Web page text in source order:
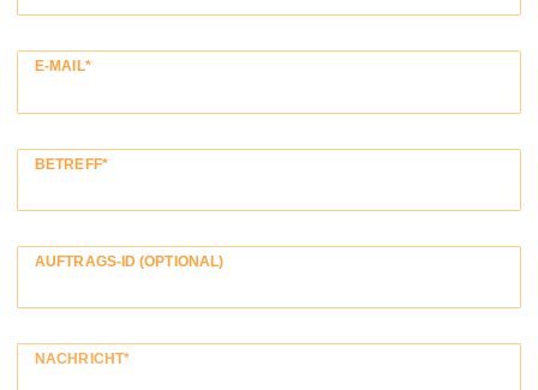
E-MAIL*
BETREFF*
AUFTRAGS-ID (OPTIONAL)
NACHRICHT*